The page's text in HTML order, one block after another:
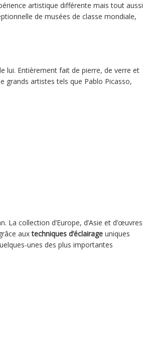
artistique différente mais tout aussi
de musées de classe mondiale,
lui. Entièrement fait de pierre, de verre et
grands artistes tels que Pablo Picasso,
La collection d’Europe, d’Asie et d’œuvres
auxtechniques d’éclairage uniques
unes des plus importantes